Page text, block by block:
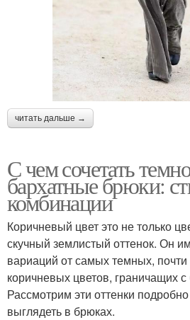
читать дальше →
С чем сочетать
бархатные брюки:
комбинации
Коричневый цвет это не только
скучный землистый оттенок. Он
вариаций от самых темных,
коричневых цветов, граничащих
Рассмотрим эти оттенки
выглядеть в брюках.